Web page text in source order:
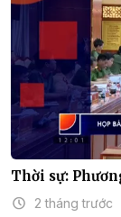
Thời sự:
2 tháng trước